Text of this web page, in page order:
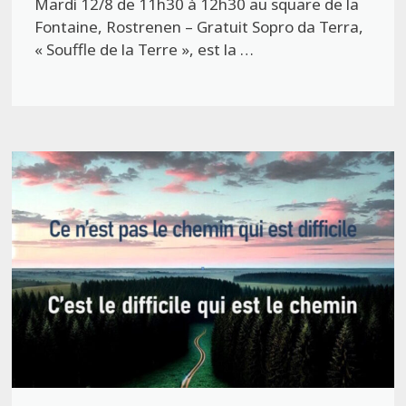
Fontaine, Rostrenen – Gratuit Sopro da Terra,
« Souffle de la Terre », est la …